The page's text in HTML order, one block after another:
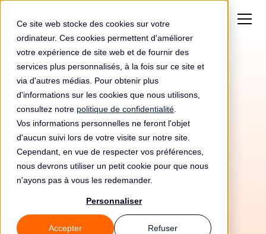
Ce site web stocke des cookies sur votre
ordinateur. Ces cookies permettent d'améliorer
votre expérience de site web et de fournir des
services plus personnalisés, à la fois sur ce site et
via d'autres médias. Pour obtenir plus
d'informations sur les cookies que nous utilisons,
consultez notre politique de confidentialité
Vos informations personnelles ne feront l'objet
d'aucun suivi lors de votre visite sur notre site.
Cependant, en vue de respecter vos préférences,
nous devrons utiliser un petit cookie pour que nous
n'ayons pas à vous les redemander.
Personnaliser
Accepter Refuser
26/5/26